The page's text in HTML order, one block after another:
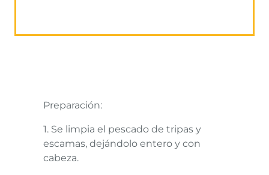
Preparación:
1. Se limpia el pescado de tripas y
escamas, dejándolo entero y con
cabeza.